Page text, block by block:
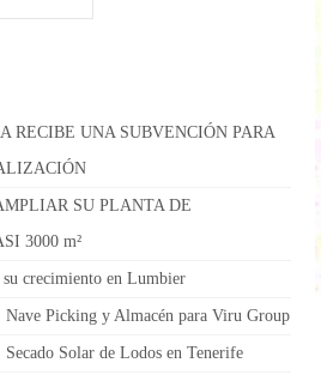
RECIBE UNA SUBVENCIÓN PARA
SU PLANTA DE
3000 m²
crecimiento en Lumbier
Nave Picking y Almacén para Viru Group
Secado Solar de Lodos en Tenerife